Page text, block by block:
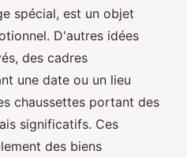
spécial, est un objet
D'autres idées
des cadres
une date ou un lieu
chaussettes portant des
significatifs. Ces
des biens